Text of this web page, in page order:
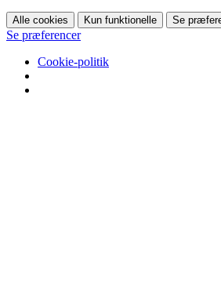
Alle cookies Kun funktionelle Se
Se præferencer
Cookie-politik